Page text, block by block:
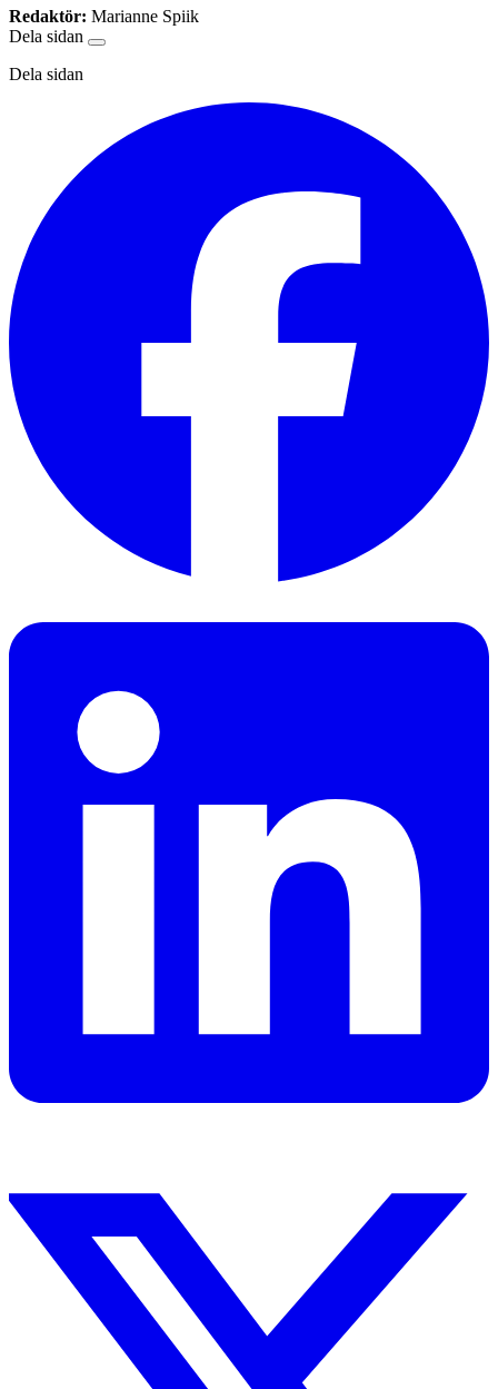
Redaktör: Marianne Spiik
Dela sidan
Dela sidan